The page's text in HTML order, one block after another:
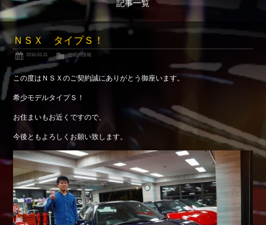
ご成約情報
About NSX
NSXについて
Reflesh Plan
整備・修理・
Trade in
買取査定
Blog
Shop info.
店舗紹介
Company
会社概要
記事一覧
ＮＳＸ タイプＳ！
2016.03.31 ご成約情報
この度はＮＳＸのご契約誠にありがとう御座います。
希少モデルタイプＳ！
お住まいもお近くですので、
今後ともよろしくお願い致します。